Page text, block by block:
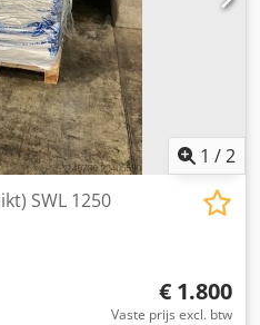
1 /2
SWL 1250
€ 1.800
Vaste prijs excl. btw